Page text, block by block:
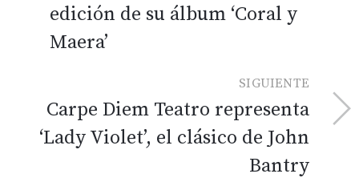
edición de su álbum ‘Coral y
Maera’
SIGUIENTE
Carpe Diem Teatro representa
‘Lady Violet’, el clásico de John
Bantry